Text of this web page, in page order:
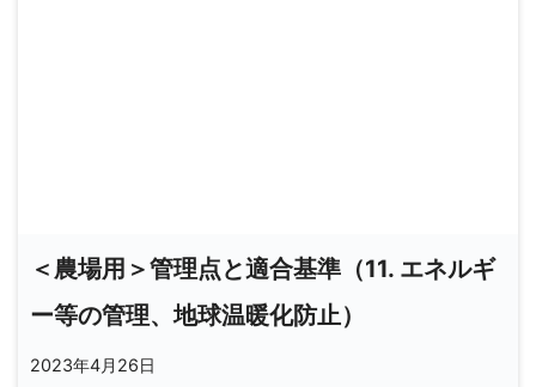
＜農場用＞管理点と適合基準（11. エネルギ
ー等の管理、地球温暖化防止）
2023年4月26日